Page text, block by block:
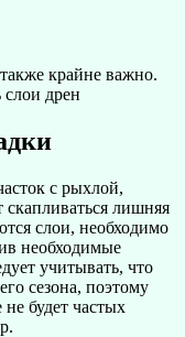
крайне важно.
слои дрен
с рыхлой,
скапливаться лишняя
слои, необходимо
необходимые
учитывать, что
сезона, поэтому
не будет частых